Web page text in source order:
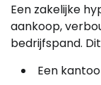
Een zakelijke
aankoop,
bedrijfspand.
Een